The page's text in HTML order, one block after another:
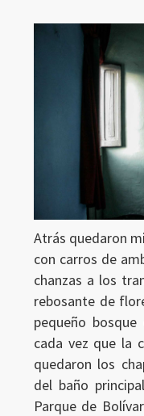
Atrás quedaron
con carros de
chanzas a los
rebosante de
pequeño
cada vez que la
quedaron los
del baño
Parque de